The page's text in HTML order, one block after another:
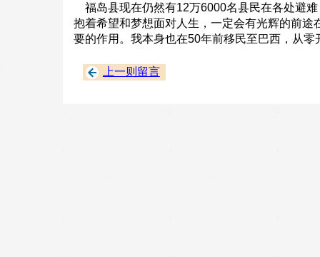
福岛县现在仍然有12万6000名县民在各处避
抱着希望和梦想面对人生，一定会有光辉的前途
要的作用。我本身也在50年前移民至巴西，从零
上一则留言